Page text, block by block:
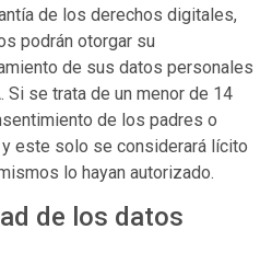
de los derechos digitales,
podrán otorgar su
de sus datos personales
. Si se trata de un menor de 14
de los padres o
este solo se considerará lícito
lo hayan autorizado.
de los datos